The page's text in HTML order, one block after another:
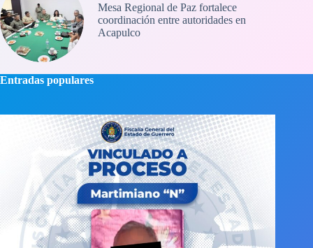
Mesa Regional de Paz fortalece
coordinación entre autoridades en
Acapulco
Entradas populares